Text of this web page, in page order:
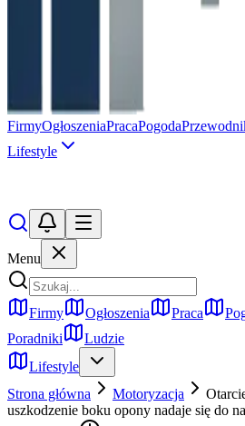
FirmyOgłoszeniaPracaPogoda
Lifestyle
Menu
Firmy Ogłoszenia Praca
Poradniki
Ludzie
Lifestyle
Strona główna
Motoryzacja
uszkodzenie boku opony nadaje się do